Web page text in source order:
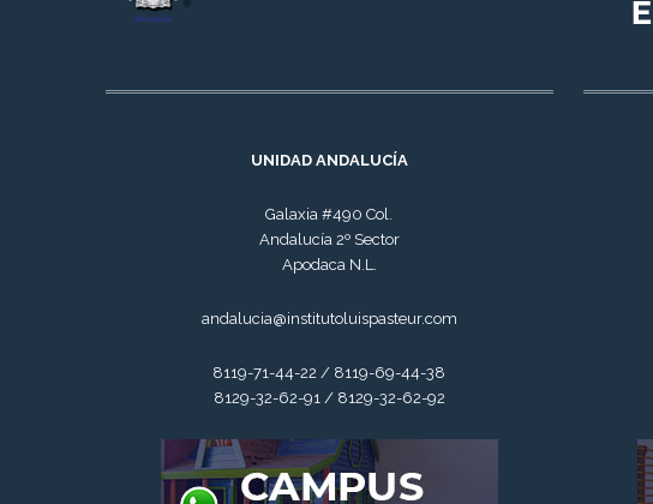
UNIDAD ANDALUCÍA
Galaxia #490 Col.
Andalucía 2º Sector
Apodaca N.L.
andalucia@institutoluispasteur.com
8119-71-44-22 / 8119-69-44-38
8129-32-62-91 / 8129-32-62-92